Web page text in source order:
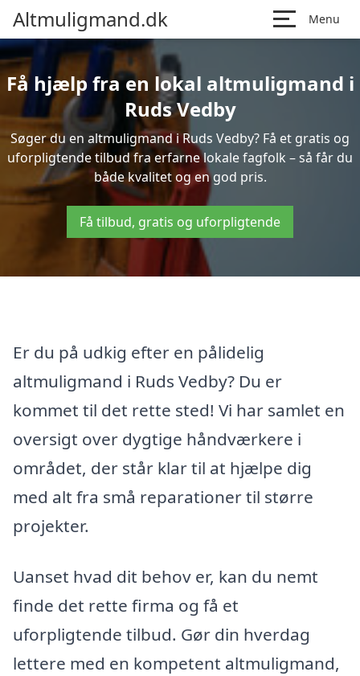
Altmuligmand.dk Menu
Få hjælp fra en lokal altmuligmand i
Ruds Vedby
Søger du en altmuligmand i Ruds Vedby? Få et gratis og
uforpligtende tilbud fra erfarne lokale fagfolk – så får du
både kvalitet og en god pris.
Få tilbud, gratis og uforpligtende
Er du på udkig efter en pålidelig
altmuligmand i Ruds Vedby? Du er
kommet til det rette sted! Vi har samlet en
oversigt over dygtige håndværkere i
området, der står klar til at hjælpe dig
med alt fra små reparationer til større
projekter.
Uanset hvad dit behov er, kan du nemt
finde det rette firma og få et
uforpligtende tilbud. Gør din hverdag
lettere med en kompetent altmuligmand,